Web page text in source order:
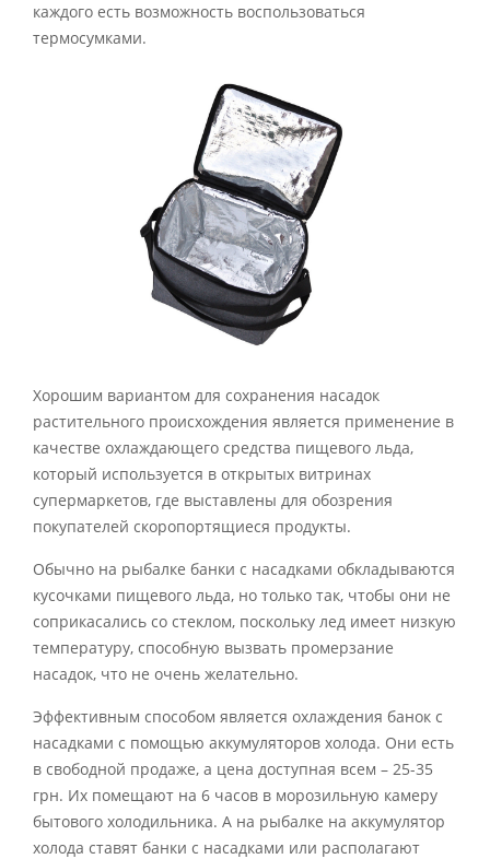
каждого есть возможность воспользоваться
термосумками.
Хорошим вариантом для сохранения насадок
растительного происхождения является применение в
качестве охлаждающего средства пищевого льда,
который используется в открытых витринах
супермаркетов, где выставлены для обозрения
покупателей скоропортящиеся продукты.
Обычно на рыбалке банки с насадками обкладываются
кусочками пищевого льда, но только так, чтобы они не
соприкасались со стеклом, поскольку лед имеет низкую
температуру, способную вызвать промерзание
насадок, что не очень желательно.
Эффективным способом является охлаждения банок с
насадками с помощью аккумуляторов холода. Они есть
в свободной продаже, а цена доступная всем – 25-35
грн. Их помещают на 6 часов в морозильную камеру
бытового холодильника. А на рыбалке на аккумулятор
холода ставят банки с насадками или располагают